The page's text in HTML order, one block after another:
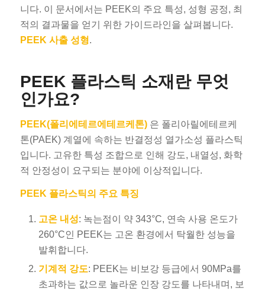
니다. 이 문서에서는 PEEK의 주요 특성, 성형 공정, 최
적의 결과물을 얻기 위한 가이드라인을 살펴봅니다.
PEEK 사출 성형.
PEEK 플라스틱 소재란 무엇
인가요?
PEEK(폴리에테르에테르케톤)은 폴리아릴에테르케
톤(PAEK) 계열에 속하는 반결정성 열가소성 플라스틱
입니다. 고유한 특성 조합으로 인해 강도, 내열성, 화학
적 안정성이 요구되는 분야에 이상적입니다.
PEEK 플라스틱의 주요 특징
고온 내성: 녹는점이 약 343°C, 연속 사용 온도가
260°C인 PEEK는 고온 환경에서 탁월한 성능을
발휘합니다.
기계적 강도: PEEK는 비보강 등급에서 90MPa를
초과하는 값으로 놀라운 인장 강도를 나타내며, 보